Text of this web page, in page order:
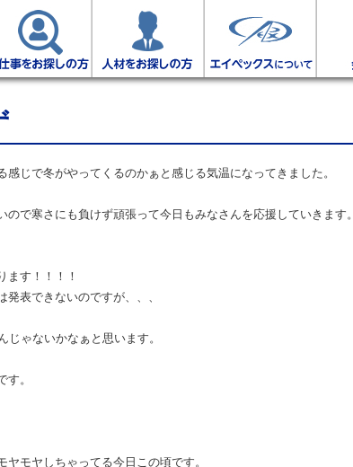
感じで冬がやってくるのかぁと感じる気温になってきました。
ので寒さにも負けず頑張って今日もみなさんを応援していきます。
ます！！！！
表できないのですが、、、
じゃないかなぁと思います。
す。
モヤしちゃってる今日この頃です。